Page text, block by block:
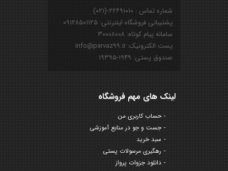
شماره تماس : ۲۲۶۹۱۰۱۰-(۰۲۱)
پشتیبانی فروشگاه اینترنتی: ۰۹۱۲۸۵۰۱۱۲۵
سامانه پیام کوتاه: ۳۰۰۰۸۰۰۸
پست الکترونیک: info@parvaz99.ir
صندوق پستی: ۱۹۴۹-۱۹۳۹۵
لینک های مهم فروشگاه
حساب کاربری من
جست و جو در منابع آموزشی
سبد خرید
رهگیری مرسولات پستی
دانلود جزوات پرواز